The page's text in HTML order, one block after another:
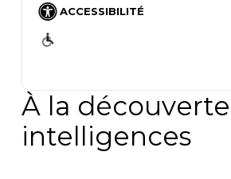
ACCESSIBILITÉ
À la
intelligences